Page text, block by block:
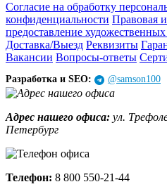
Согласие на обработку
конфиденциальности Правовая
предоставление художественных
Доставка/Выезд Реквизиты
Вакансии Вопросы-ответы
Разработка и SEO: @samson100
Адрес нашего офиса: ул.
Петербург
Телефон: 8 800 550-21-44